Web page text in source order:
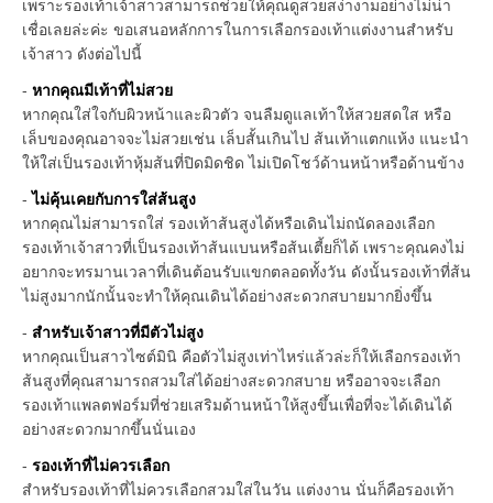
เพราะรองเท้าเจ้าสาวสามารถช่วยให้คุณดูสวยสง่างามอย่างไม่น่า
เชื่อเลยล่ะค่ะ ขอเสนอหลักการในการเลือกรองเท้าแต่งงานสำหรับ
เจ้าสาว ดังต่อไปนี้
- หากคุณมีเท้าที่ไม่สวย
หากคุณใส่ใจกับผิวหน้าและผิวตัว จนลืมดูแลเท้าให้สวยสดใส หรือ
เล็บของคุณอาจจะไม่สวยเช่น เล็บสั้นเกินไป ส้นเท้าแตกแห้ง แนะนำ
ให้ใส่เป็นรองเท้าหุ้มส้นที่ปิดมิดชิด ไม่เปิดโชว์ด้านหน้าหรือด้านข้าง
-ไม่คุ้นเคยกับการใส่ส้นสูง
หากคุณไม่สามารถใส่ รองเท้าส้นสูงได้หรือเดินไม่ถนัดลองเลือก
รองเท้าเจ้าสาวที่เป็นรองเท้าส้นแบนหรือส้นเตี้ยก็ได้ เพราะคุณคงไม่
อยากจะทรมานเวลาที่เดินต้อนรับแขกตลอดทั้งวัน ดังนั้นรองเท้าที่ส้น
ไม่สูงมากนักนั้นจะทำให้คุณเดินได้อย่างสะดวกสบายมากยิ่งขึ้น
- สำหรับเจ้าสาวที่มีตัวไม่สูง
หากคุณเป็นสาวไซต์มินิ คือตัวไม่สูงเท่าไหร่แล้วล่ะก็ให้เลือกรองเท้า
ส้นสูงที่คุณสามารถสวมใส่ได้อย่างสะดวกสบาย หรืออาจจะเลือก
รองเท้าแพลตฟอร์มที่ช่วยเสริมด้านหน้าให้สูงขึ้นเพื่อที่จะได้เดินได้
อย่างสะดวกมากขึ้นนั่นเอง
- รองเท้าที่ไม่ควรเลือก
สำหรับรองเท้าที่ไม่ควรเลือกสวมใส่ในวัน แต่งงาน นั่นก็คือรองเท้า